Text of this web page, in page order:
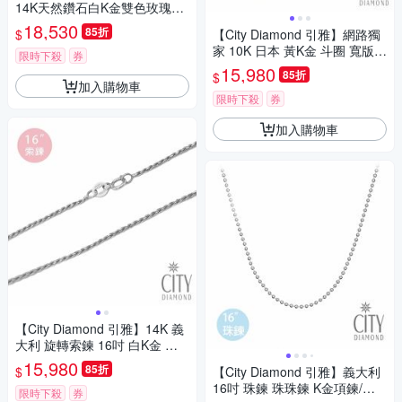
14K天然鑽石白K金雙色玫瑰金
戒指 鑽戒 婚戒 男戒 對戒(浮光
流影系列)
$18,530 85折
限時下殺 券
加入購物車
【City Diamond 引雅】14K 義
大利 旋轉索鍊 16吋 白K金 項
鍊 (浮光流影系列)
$15,980 85折
限時下殺 券
【City Diamond 引雅】網路獨
家 10K 日本 黃K金 斗圈 寬版
圓弧 耳環 (東京Yuki系列)
$15,980 85折
限時下殺 券
加入購物車
【City Diamond 引雅】義大利
16吋 珠鍊 珠珠鍊 K金項鍊/項